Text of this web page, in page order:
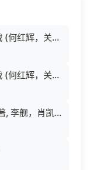
Android源码设计模式解析与实战 (何红辉，关爱民著, 何红辉, 关爱民著, 何红辉, 关爱民).pdf
Android源码设计模式解析与实战 (何红辉，关爱民著, 何红辉, 关爱民著, 何红辉, 关爱民).pdf
数据科学中的R语言 (李舰，肖凯著, 李舰，肖凯著；吴喜之审校, Pdg2Pic).pdf